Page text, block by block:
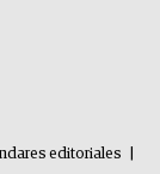
editoriales